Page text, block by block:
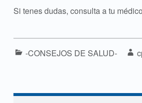
Si tenes dudas, consulta a tu
Categorized in:
-CONSEJOS DE SALUD-